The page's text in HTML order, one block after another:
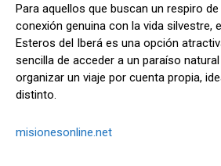
Para aquellos que buscan un respiro
conexión genuina con la vida silvestre,
Esteros del Iberá es una opción
sencilla de acceder a un paraíso
organizar un viaje por cuenta propia,
distinto.
misionesonline.net